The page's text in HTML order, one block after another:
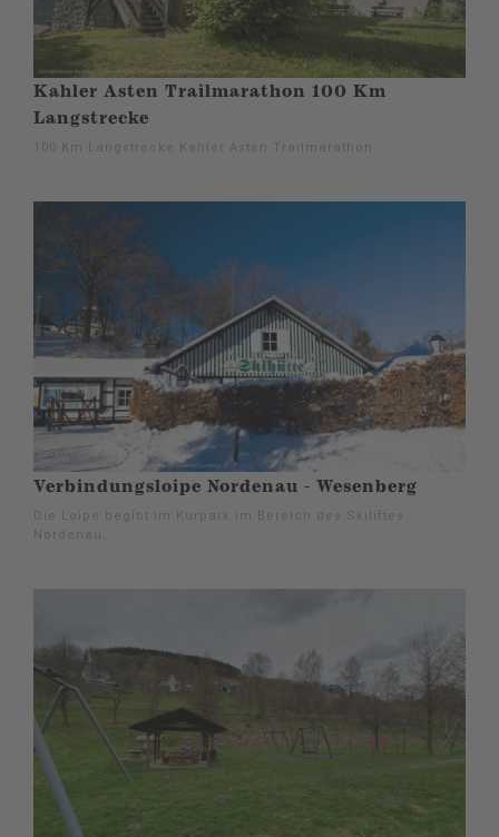
Kahler Asten Trailmarathon 100 Km
Langstrecke
100 Km Langstrecke Kahler Asten Trailmarathon
Verbindungsloipe Nordenau - Wesenberg
Die Loipe begibt im Kurpark im Bereich des Skiliftes
Nordenau.